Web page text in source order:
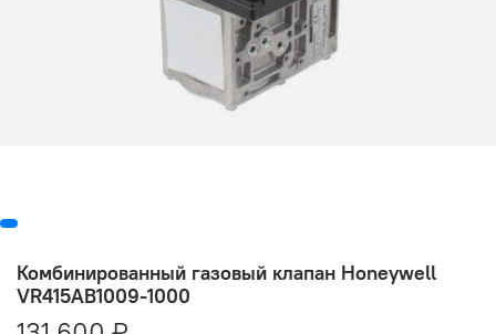
Комбинированный газовый клапан Honeywell
VR415AB1009-1000